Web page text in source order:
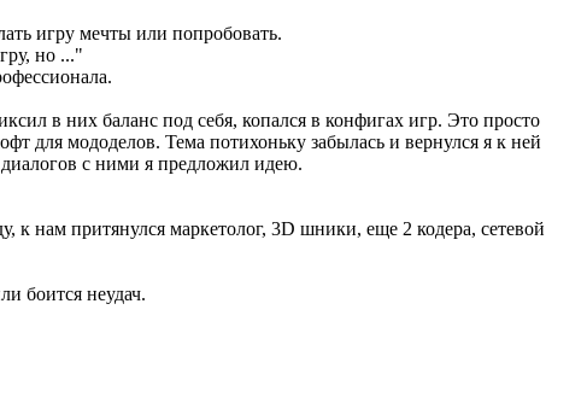
игру мечты или попробовать.
но ..."
в них баланс под себя, копался в конфигах игр. Это просто
для мододелов. Тема потихоньку забылась и вернулся я к ней
диалогов с ними я предложил идею.
к нам притянулся маркетолог, 3D шники, еще 2 кодера, сетевой
боится неудач.